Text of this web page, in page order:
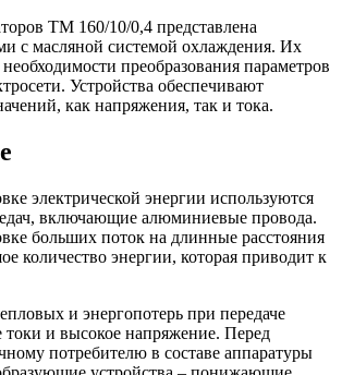
ТМ 160/10/0,4 представлена
с масляной системой охлаждения. Их
преобразования параметров
Устройства обеспечивают
как напряжения, так и тока.
электрической энергии используются
включающие алюминиевые провода.
больших поток на длинные расстояния
количество энергии, которая приводит к
и энергопотерь при передаче
и высокое напряжение. Перед
потребителю в составе аппаратуры